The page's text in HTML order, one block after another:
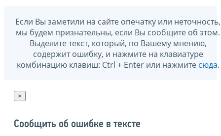
Если Вы заметили на сайте опечатку или неточность,
мы будем признательны, если Вы сообщите об этом.
Выделите текст, который, по Вашему мнению,
содержит ошибку, и нажмите на клавиатуре
комбинацию клавиш: Ctrl + Enter или нажмите сюда.
×
Сообщить об ошибке в тексте